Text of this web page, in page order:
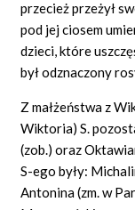
przecież przeżył
pod jej ciosem
dzieci, które
był odznaczony
Z małżeństwa z
Wiktoria) S.
(zob.) oraz
S-ego były:
Antonina (zm. w